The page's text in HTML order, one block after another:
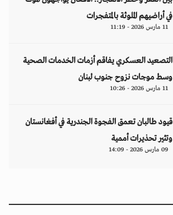
في أراضيهم الملوثة بالمتفجرات
11 مارس 2026 - 11:19
التصعيد العسكري يفاقم أزمات الخدمات الصحية
وسط موجات نزوح جنوب لبنان
11 مارس 2026 - 10:26
قيود طالبان تعمق الفجوة الجندرية في أفغانستان
وتثير تحذيرات أممية
09 مارس 2026 - 14:09